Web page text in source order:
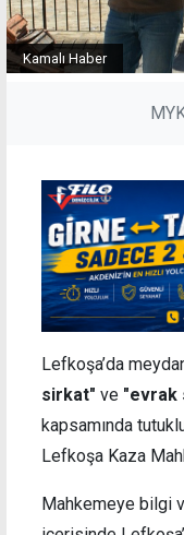
Kamalı Haber
Lefkoşa’da
sirkat" ve "evrak
kapsamında
Lefkoşa Kaza
Mahkemeye bilgi